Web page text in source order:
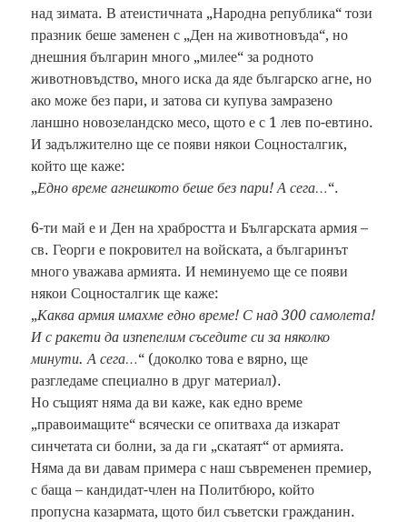
над зимата. В атеистичната „Народна република“ този
празник беше заменен с „Ден на животновъда“, но
днешния българин много „милее“ за родното
животновъдство, много иска да яде българско агне, но
ако може без пари, и затова си купува замразено
ланшно новозеландско месо, щото е с 1 лев по-евтино.
И задължително ще се появи някои Соцносталгик,
който ще каже:
„Едно време агнешкото беше без пари! А сега…“.
6-ти май е и Ден на храбростта и Българската армия –
св. Георги е покровител на войската, а българинът
много уважава армията. И неминуемо ще се появи
някои Соцносталгик ще каже:
„Каква армия имахме едно време! С над 300 самолета!
И с ракети да изпепелим съседите си за няколко
минути. А сега…“ (доколко това е вярно, ще
разгледаме специално в друг материал).
Но същият няма да ви каже, как едно време
„правоимащите“ всячески се опитваха да изкарат
синчетата си болни, за да ги „скатаят“ от армията.
Няма да ви давам примера с наш съвременен премиер,
с баща – кандидат-член на Политбюро, който
пропусна казармата, щото бил съветски гражданин.